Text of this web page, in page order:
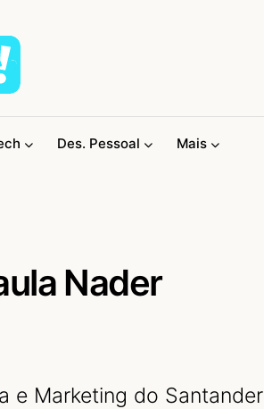
Des. Pessoal Mais
Nader
e Marketing do Santander